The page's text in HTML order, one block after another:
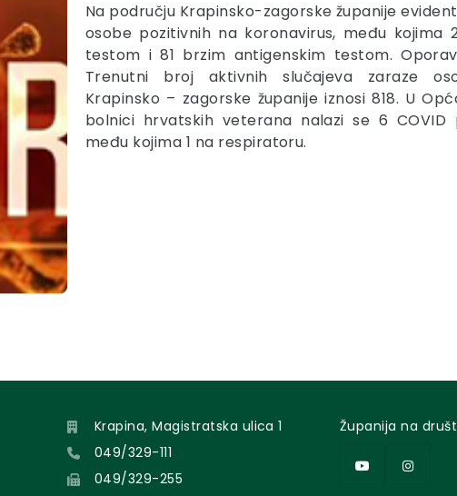
Na području Krapinsko-zagorske županije
osobe pozitivnih na koronavirus, među kojima
testom i 81 brzim antigenskim testom.
Trenutni broj aktivnih slučajeva zaraze
Krapinsko – zagorske županije iznosi 818. U
bolnici hrvatskih veterana nalazi se 6 COVID
među kojima 1 na respiratoru.
Krapina, Magistratska ulica 1
049/329-111
049/329-255
Županija na